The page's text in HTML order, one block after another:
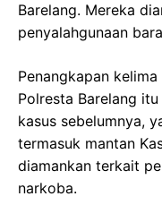
Barelang. Mereka
penyalahgunaan
Penangkapan
Polresta Barelang
kasus sebelumnya,
termasuk mantan
diamankan terkait
narkoba.